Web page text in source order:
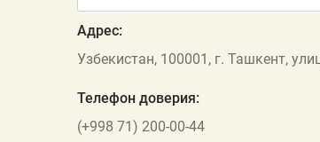
Адрес:
Узбекистан, 100001, г. Ташкент,
Телефон доверия:
(+998 71) 200-00-44